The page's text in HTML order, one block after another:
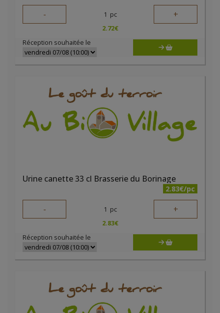
- 1 pc +
2.72€
Réception souhaitée le
Urine canette 33 cl Brasserie du Borinage
2.83€/pc
- 1 pc +
2.83€
Réception souhaitée le